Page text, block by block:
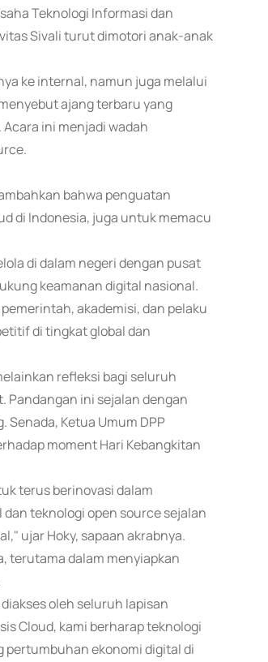
Teknologi Informasi dan
Sivali turut dimotori anak-anak
ke internal, namun juga melalui
ajang terbaru yang
ini menjadi wadah
bahwa penguatan
di Indonesia, juga untuk memacu
di dalam negeri dengan pusat
keamanan digital nasional.
akademisi, dan pelaku
di tingkat global dan
refleksi bagi seluruh
Pandangan ini sejalan dengan
Ketua Umum DPP
moment Hari Kebangkitan
terus berinovasi dalam
teknologi open source sejalan
ujar Hoky, sapaan akrabnya.
terutama dalam menyiapkan
oleh seluruh lapisan
Cloud, kami berharap teknologi
pertumbuhan ekonomi digital di